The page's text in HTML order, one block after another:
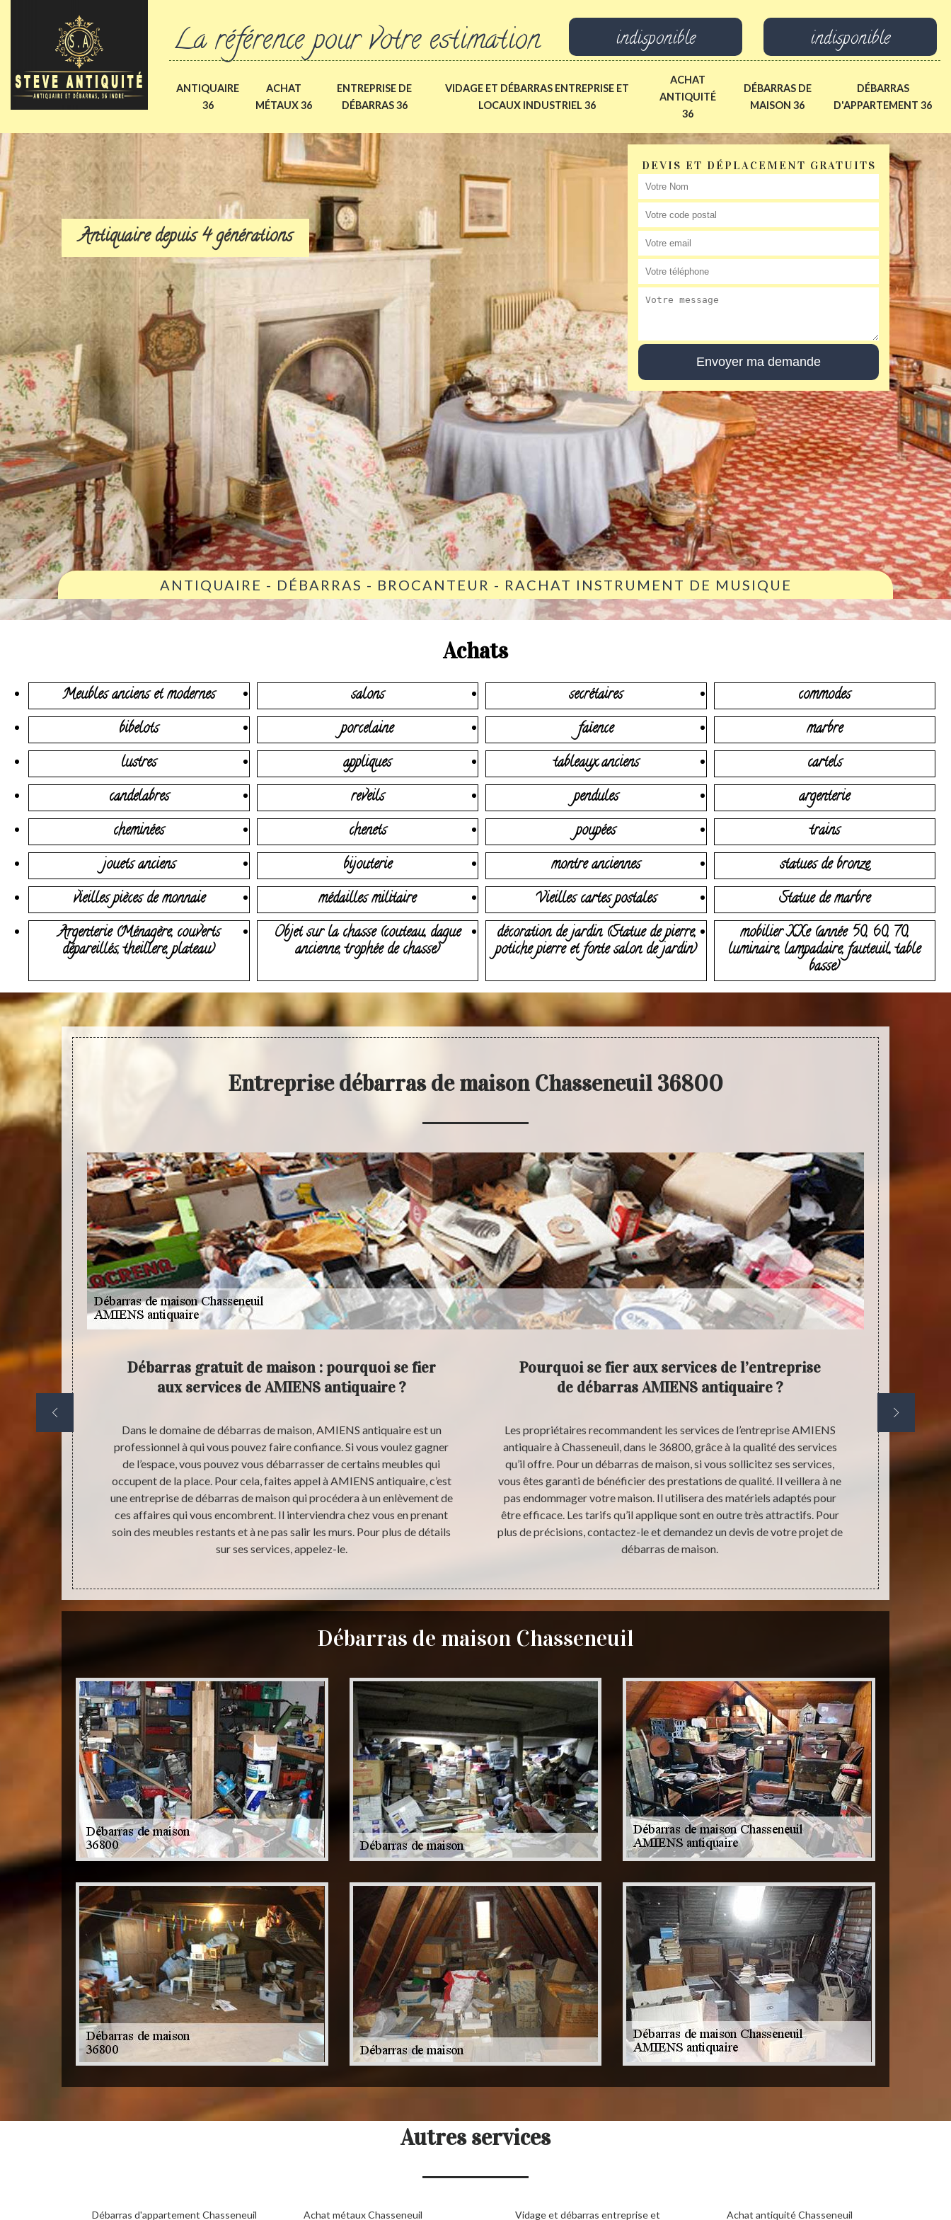
La référence pour votre estimation indisponible indisponible
ANTIQUAIRE
36
ACHAT
MÉTAUX 36
ENTREPRISE DE
DÉBARRAS 36
VIDAGE ET DÉBARRAS ENTREPRISE ET
LOCAUX INDUSTRIEL 36
ACHAT
ANTIQUITÉ
36
DÉBARRAS DE
MAISON 36
DÉBARRAS
D'APPARTEMENT 36
Antiquaire depuis 4 générations
DEVIS ET DÉPLACEMENT GRATUITS
ANTIQUAIRE - DÉBARRAS - BROCANTEUR - RACHAT INSTRUMENT DE MUSIQUE
Achats
Meubles anciens et modernes salons secrétaires
commodes
bibelots
porcelaine faïence
marbre
lustres
appliques tableaux anciens
cartels
candelabres
reveils pendules
argenterie
cheminées
chenets poupées
trains
jouets anciens
bijouterie montre anciennes
statues de bronze
vieilles pièces de monnaie
médailles militaire Vieilles cartes postales
Statue de marbre
Argenterie (Ménagère, couverts
dépareillés, theillere, plateau)
Objet sur la chasse (couteau, dague
ancienne, trophée de chasse)
décoration de jardin (Statue de pierre,
potiche pierre et fonte salon de jardin)
mobilier XXe (année 50, 60, 70,
luminaire, lampadaire, fauteuil, table
basse)
Entreprise débarras de maison Chasseneuil 36800
le
est conseillé
Débarras gratuit de maison : pourquoi se fier
aux services de AMIENS antiquaire ?
Dans le domaine de débarras de maison, AMIENS antiquaire est un
professionnel à qui vous pouvez faire confiance. Si vous voulez gagner
de l’espace, vous pouvez vous débarrasser de certains meubles qui
occupent de la place. Pour cela, faites appel à AMIENS antiquaire, c’est
une entreprise de débarras de maison qui procédera à un enlèvement de
ces affaires qui vous encombrent. Il interviendra chez vous en prenant
soin des meubles restants et à ne pas salir les murs. Pour plus de détails
sur ses services, appelez-le.
Pourquoi se fier aux services de l’entreprise
de débarras AMIENS antiquaire ?
Les propriétaires recommandent les services de l’entreprise AMIENS
antiquaire à Chasseneuil, dans le 36800, grâce à la qualité des services
qu’il offre. Pour un débarras de maison, si vous sollicitez ses services,
vous êtes garanti de bénéficier des prestations de qualité. Il veillera à ne
pas endommager votre maison. Il utilisera des matériels adaptés pour
être efficace. Les tarifs qu’il applique sont en outre très attractifs. Pour
plus de précisions, contactez-le et demandez un devis de votre projet de
débarras de maison.
Les
maison qui
Débarras de maison Chasseneuil
Autres services
Débarras d'appartement Chasseneuil Achat métaux Chasseneuil Vidage et débarras entreprise et Achat antiquité Chasseneuil